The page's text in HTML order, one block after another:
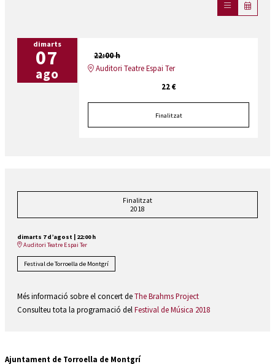
dimarts
07
ago
22:00 h
Auditori Teatre Espai Ter
22 €
Finalitzat
Finalitzat
2018
dimarts 7 d’agost | 22:00 h
Auditori Teatre Espai Ter
Festival de Torroella de Montgrí
Més informació sobre el concert deThe Brahms Project
Consulteu tota la programació del Festival de Música 2018
Ajuntament de Torroella de Montgrí